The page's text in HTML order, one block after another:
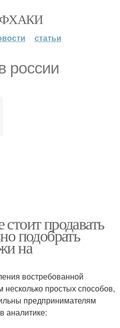
статьи
россии
продавать
подобрать
на
востребованной
простых способов,
предпринимателям
аналитике: